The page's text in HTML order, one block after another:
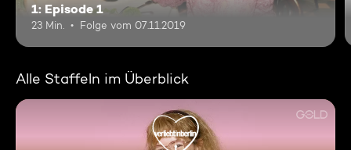
1: Episode 1
23 Min. Folge vom 07.11.2019
Alle Staffeln im Überblick